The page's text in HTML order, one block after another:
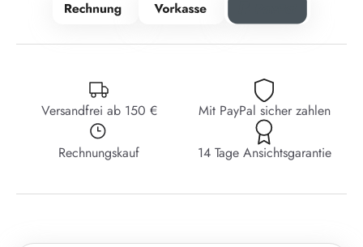
Versandfrei ab 150 € Mit PayPal sicher zahlen
Rechnungskauf 14 Tage Ansichtsgarantie